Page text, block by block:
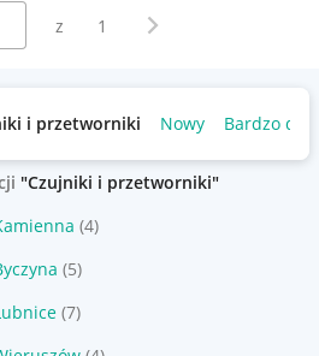
z 1 Następna strona
i przetworniki Nowy Bardzo
"Czujniki i przetworniki"
(4)
(5)
(7)